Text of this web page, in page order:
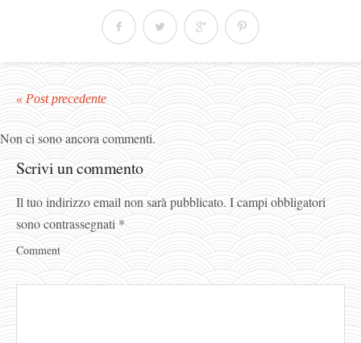
« Post precedente
Non ci sono ancora commenti.
Scrivi un commento
Il tuo indirizzo email non sarà pubblicato. I campi obbligatori
sono contrassegnati *
Comment